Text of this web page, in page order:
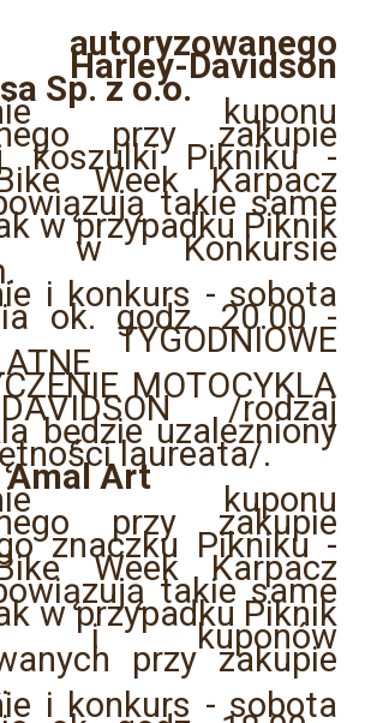
autoryzowanego
Harley-Davidson
Sp. z o.o.
kuponu
przy zakupie
koszulki Pikniku -
Week Karpacz
takie same
w przypadku Piknik
w Konkursie
i konkurs - sobota
ok. godz. 20.00 -
TYGODNIOWE
MOTOCYKLA
DAVIDSON /rodzaj
będzie uzależniony
laureata/.
Amal Art
kuponu
przy zakupie
znaczku Pikniku -
Week Karpacz
takie same
w przypadku Piknik
i kuponów
przy zakupie
i konkurs - sobota